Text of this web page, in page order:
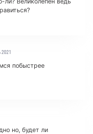
2021
побыстрее
но, будет ли